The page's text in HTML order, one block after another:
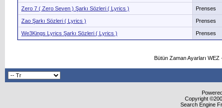
Zero 7 ( Zero Seven ) Şarkı Sözleri ( Lyrics ) Prenses
Zao Şarkı Sözleri ( Lyrics ) Prenses
We3Kings Lyrics Şarkı Sözleri ( Lyrics ) Prenses
Bütün Zaman Ayarları
Copyright
Search Engine